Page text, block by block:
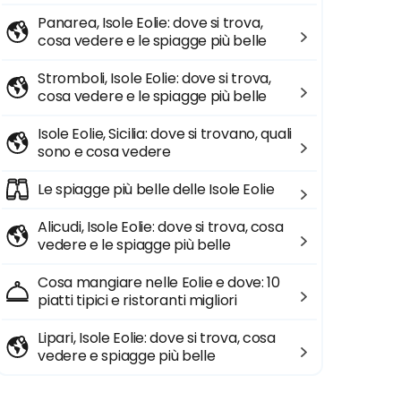
Panarea, Isole Eolie: dove si trova,
cosa vedere e le spiagge più belle
Stromboli, Isole Eolie: dove si trova,
cosa vedere e le spiagge più belle
Isole Eolie, Sicilia: dove si trovano, quali
sono e cosa vedere
Le spiagge più belle delle Isole Eolie
Alicudi, Isole Eolie: dove si trova, cosa
vedere e le spiagge più belle
Cosa mangiare nelle Eolie e dove: 10
piatti tipici e ristoranti migliori
Lipari, Isole Eolie: dove si trova, cosa
vedere e spiagge più belle